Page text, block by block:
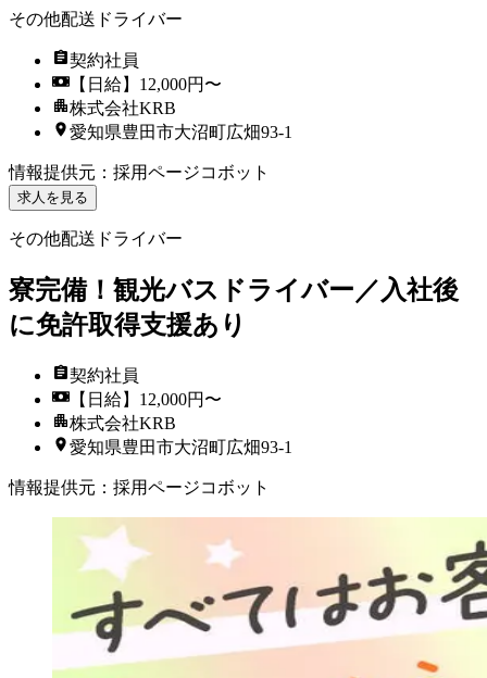
その他配送ドライバー
契約社員
【日給】12,000円〜
株式会社KRB
愛知県豊田市大沼町広畑93-1
情報提供元 ： 採用ページコボット
求人を見る
その他配送ドライバー
寮完備！観光バスドライバー／入社後
に免許取得支援あり
契約社員
【日給】12,000円〜
株式会社KRB
愛知県豊田市大沼町広畑93-1
情報提供元 ： 採用ページコボット